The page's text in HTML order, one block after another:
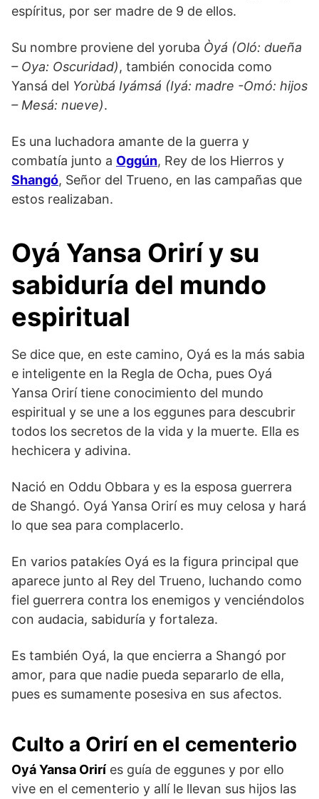
espíritus, por ser madre de 9 de ellos.
Su nombre proviene del yoruba Òyá (Oló: dueña
– Oya: Oscuridad), también conocida como
Yansá del Yorùbá Iyámsá (Iyá: madre -Omó: hijos
– Mesá: nueve).
Es una luchadora amante de la guerra y
combatía junto a Oggún, Rey de los Hierros y
Shangó, Señor del Trueno, en las campañas que
estos realizaban.
Oyá Yansa Orirí y su
sabiduría del mundo
espiritual
Se dice que, en este camino, Oyá es la más sabia
e inteligente en la Regla de Ocha, pues Oyá
Yansa Orirí tiene conocimiento del mundo
espiritual y se une a los eggunes para descubrir
todos los secretos de la vida y la muerte. Ella es
hechicera y adivina.
Nació en Oddu Obbara y es la esposa guerrera
de Shangó. Oyá Yansa Orirí es muy celosa y hará
lo que sea para complacerlo.
En varios patakíes Oyá es la figura principal que
aparece junto al Rey del Trueno, luchando como
fiel guerrera contra los enemigos y venciéndolos
con audacia, sabiduría y fortaleza.
Es también Oyá, la que encierra a Shangó por
amor, para que nadie pueda separarlo de ella,
pues es sumamente posesiva en sus afectos.
Culto a Orirí en el cementerio
Oyá Yansa Orirí es guía de eggunes y por ello
vive en el cementerio y allí le llevan sus hijos las